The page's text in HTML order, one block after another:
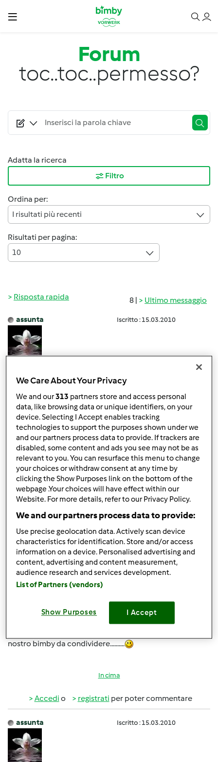
Salta al contenuto principale
Forum
toc..toc..permesso?
Adatta la ricerca
Filtro
Ordina per:
I risultati più recenti
Risultati per pagina:
10
8 | Ultimo messaggio
Risposta rapida
assunta Iscritto : 15.03.2010
#1
Ciao a tutti sono nuova del forum ma lo trovo
davvero utile ed interessante,e' una miniera di
idee,informazioni e tanto altro,sicuramente saro'
assiduamente presente perche' avendo il bimby da pochi
giorni sono ancora inesperta e bisognosa di tutti i vs
consigli . ciao a prestissimo!
In cima
Accedio registratiper poter commentare
Anonimo (non verificato)
nostro bimby da condividere..........
In cima
Accedi o registrati per poter commentare
assunta Iscritto : 15.03.2010
We Care About Your Privacy
We and our313 partners store and access personal
data, like browsing data or unique identifiers, on your
device. Selecting I Accept enables tracking
technologies to support the purposes shown under we
and our partners process data to provide. If trackers are
disabled, some content and ads you see may not be as
relevant to you. You can resurface this menu to change
your choices or withdraw consent at any time by
clicking the Show Purposes link on the bottom of the
webpage .Your choices will have effect within our
Website. For more details, refer to our Privacy Policy.
We and our partners process data to provide:
Use precise geolocation data. Actively scan device
characteristics for identification. Store and/or access
information on a device. Personalised advertising and
content, advertising and content measurement,
audience research and services development.
List of Partners (vendors)
Show Purposes I Accept